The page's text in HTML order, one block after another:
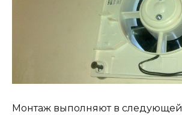
Монтаж выполняют в следующей